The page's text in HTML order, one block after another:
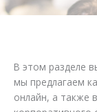
В этом разделе
мы предлагаем
онлайн, а также